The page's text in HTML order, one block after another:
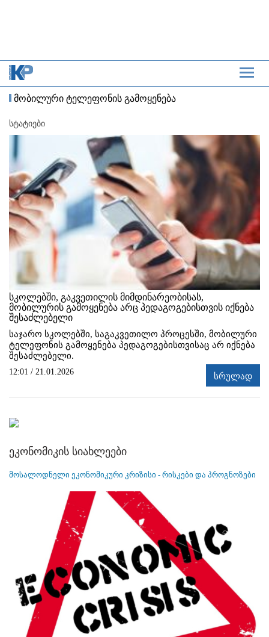
მობილური ტელეფონის გამოყენება
სტატიები
სკოლებში, გაკვეთილის მიმდინარეობისას,
მობილურის გამოყენება არც პედაგოგებისთვის იქნება
შესაძლებელი
საჯარო სკოლებში, საგაკვეთილო პროცესში, მობილური
ტელეფონის გამოყენება პედაგოგებისთვისაც არ იქნება
შესაძლებელი.
12:01 / 21.01.2026 სრულად
ეკონომიკის სიახლეები
მოსალოდნელი ეკონომიკური კრიზისი - რისკები და პროგნოზები